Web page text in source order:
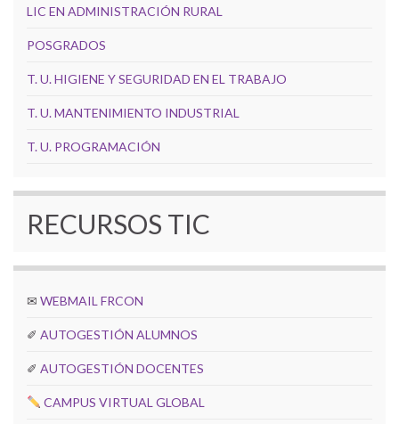
LIC EN ADMINISTRACIÓN RURAL
POSGRADOS
T. U. HIGIENE Y SEGURIDAD EN EL TRABAJO
T. U. MANTENIMIENTO INDUSTRIAL
T. U. PROGRAMACIÓN
RECURSOS TIC
✉ WEBMAIL FRCON
✐ AUTOGESTIÓN ALUMNOS
✐ AUTOGESTIÓN DOCENTES
CAMPUS VIRTUAL GLOBAL